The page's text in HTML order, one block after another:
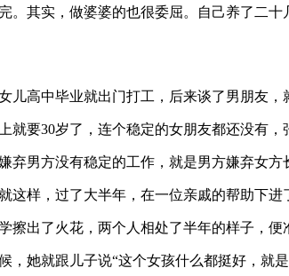
其实，做婆婆的也很委屈。自己养了二
高中毕业就出门打工，后来谈了男朋友，
要30岁了，连个稳定的女朋友都还没有
男方没有稳定的工作，就是男方嫌弃女方
样，过了大半年，在一位亲戚的帮助下进
出了火花，两个人相处了半年的样子，便
她就跟儿子说“这个女孩什么都挺好，就